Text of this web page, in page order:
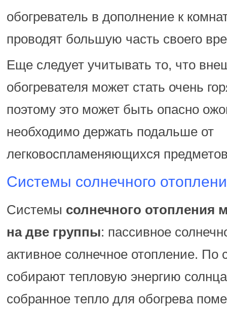
обогреватель в дополнение к
проводят большую часть своего
Еще следует учитывать то, что
обогревателя может стать очень
поэтому это может быть опасно
необходимо держать подальше от
легковоспламеняющихся
Системы солнечного
Системы солнечного отопления
на две группы: пассивное
активное солнечное отопление. По
собирают тепловую энергию
собранное тепло для обогрева